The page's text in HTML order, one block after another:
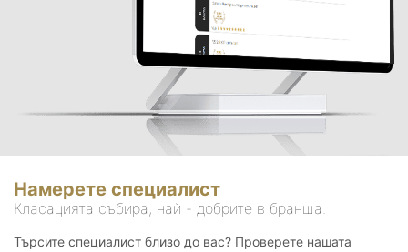
Намерете специалист
Класацията събира, най - добрите в бранша.
Търсите специалист близо до вас? Проверете нашата